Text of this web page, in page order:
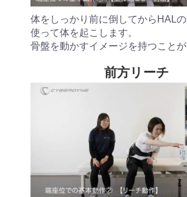
体をしっかり前に倒してからHAL
使って体を起こします。
骨盤を動かすイメージを持つことが
前方リーチ